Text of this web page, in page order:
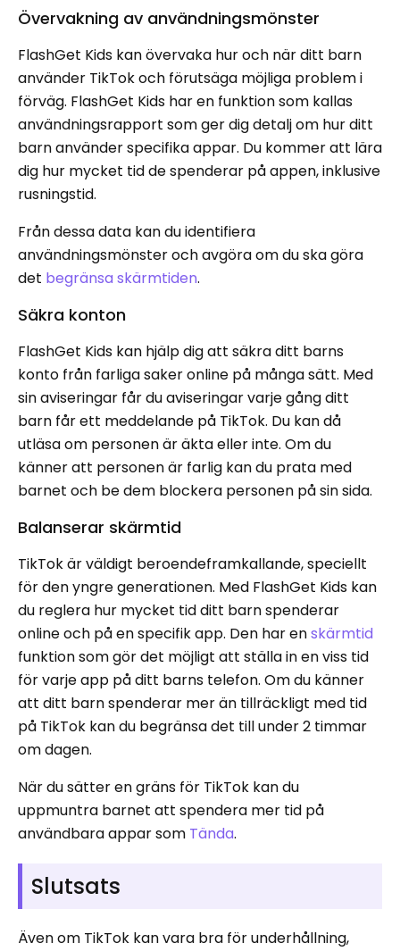
Övervakning av användningsmönster
FlashGet Kids kan övervaka hur och när ditt barn
använder TikTok och förutsäga möjliga problem i
förväg. FlashGet Kids har en funktion som kallas
användningsrapport som ger dig detalj om hur ditt
barn använder specifika appar. Du kommer att lära
dig hur mycket tid de spenderar på appen, inklusive
rusningstid.
Från dessa data kan du identifiera
användningsmönster och avgöra om du ska göra
det begränsa skärmtiden.
Säkra konton
FlashGet Kids kan hjälp dig att säkra ditt barns
konto från farliga saker online på många sätt. Med
sin aviseringar får du aviseringar varje gång ditt
barn får ett meddelande på TikTok. Du kan då
utläsa om personen är äkta eller inte. Om du
känner att personen är farlig kan du prata med
barnet och be dem blockera personen på sin sida.
Balanserar skärmtid
TikTok är väldigt beroendeframkallande, speciellt
för den yngre generationen. Med FlashGet Kids kan
du reglera hur mycket tid ditt barn spenderar
online och på en specifik app. Den har enskärmtid
funktion som gör det möjligt att ställa in en viss tid
för varje app på ditt barns telefon. Om du känner
att ditt barn spenderar mer än tillräckligt med tid
på TikTok kan du begränsa det till under 2 timmar
om dagen.
När du sätter en gräns för TikTok kan du
uppmuntra barnet att spendera mer tid på
användbara appar som Tända.
Slutsats
Även om TikTok kan vara bra för underhållning,